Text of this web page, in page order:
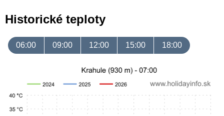
Historické teploty
06:00 09:00 12:00 15:00 18:00